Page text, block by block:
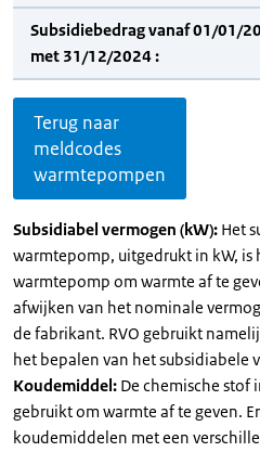
Subsidiebedrag vanaf 01/01/
met 31/12/2024 :
Terug naar
meldcodes
warmtepompen
Subsidiabel vermogen (kW): Het
warmtepomp, uitgedrukt in kW, is
warmtepomp om warmte af te
afwijken van het nominale
de fabrikant. RVO gebruikt
het bepalen van het subsidiabele
Koudemiddel: De chemische
gebruikt om warmte af te geven.
koudemiddelen met een